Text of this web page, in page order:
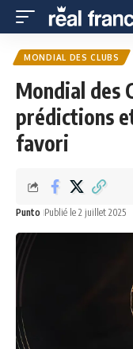
MONDIAL DES CLUBS
Mondial des
prédictions
favori
Punto Publié le 2 juillet 2025